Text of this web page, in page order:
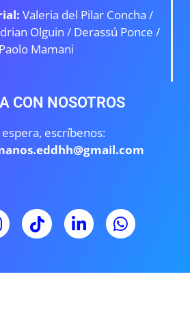
Valeria del Pilar Concha /
Olguin / Derassú Ponce /
Paolo Mamani
CON NOSOTROS
escríbenos: